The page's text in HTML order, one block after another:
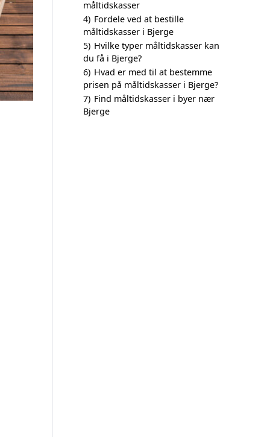
måltidskasser
4) Fordele ved at bestille
måltidskasser i Bjerge
5) Hvilke typer måltidskasser kan
du få i Bjerge?
6) Hvad er med til at bestemme
prisen på måltidskasser i Bjerge?
7) Find måltidskasser i byer nær
Bjerge